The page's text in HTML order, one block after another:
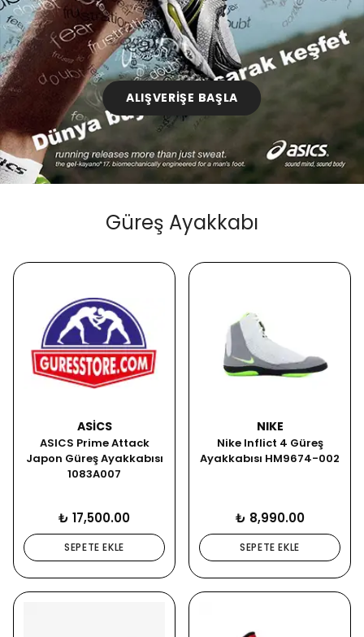
ALIŞVERİŞE BAŞLA
Güreş Ayakkabı
ASICS
ASICS Prime Attack
Japon Güreş Ayakkabısı
1083A007
₺ 17,500.00
SEPETE EKLE
NIKE
Nike Inflict 4 Güreş
Ayakkabısı HM9674-002
₺ 8,990.00
SEPETE EKLE